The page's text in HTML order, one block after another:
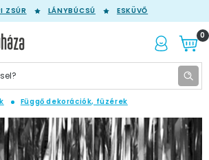
ZSÚR LÁNYBÚCSÚ ESKÜVŐ
0
Függő dekorációk, füzérek